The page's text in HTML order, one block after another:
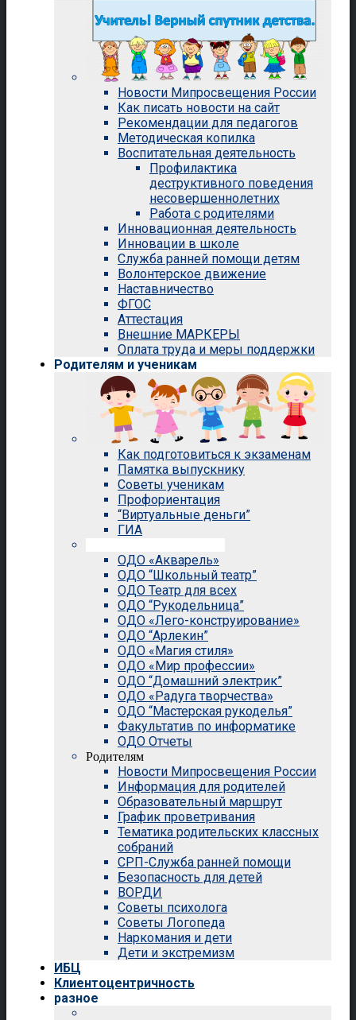
Новости Мипросвещения России
Как писать новости на сайт
Рекомендации для педагогов
Методическая копилка
Воспитательная деятельность
Профилактика
деструктивного поведения
несовершеннолетних
Работа с родителями
Инновационная деятельность
Инновации в школе
Служба ранней помощи детям
Волонтерское движение
Наставничество
ФГОС
Аттестация
Внешние МАРКЕРЫ
Оплата труда и меры поддержки
Родителям и ученикам
Как подготовиться к экзаменам
Памятка выпускнику
Советы ученикам
Профориентация
“Виртуальные деньги”
ГИА
ОДО «Акварель»
ОДО “Школьный театр”
ОДО Театр для всех
ОДО “Рукодельница”
ОДО «Лего-конструирование»
ОДО “Арлекин”
ОДО «Магия стиля»
ОДО «Мир профессии»
ОДО “Домашний электрик”
ОДО «Радуга творчества»
ОДО “Мастерская рукоделья”
Факультатив по информатике
ОДО Отчеты
Родителям
Новости Мипросвещения России
Информация для родителей
Образовательный маршрут
График проветривания
Тематика родительских классных
собраний
СРП-Служба ранней помощи
Безопасность для детей
ВОРДИ
Советы психолога
Советы Логопеда
Наркомания и дети
Дети и экстремизм
ИБЦ
Клиентоцентричность
разное